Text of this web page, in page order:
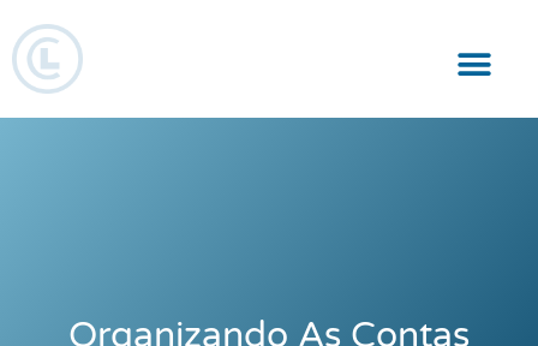
Organizando As Contas